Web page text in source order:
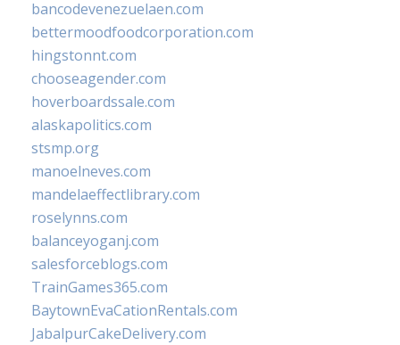
bancodevenezuelaen.com
bettermoodfoodcorporation.com
hingstonnt.com
chooseagender.com
hoverboardssale.com
alaskapolitics.com
stsmp.org
manoelneves.com
mandelaeffectlibrary.com
roselynns.com
balanceyoganj.com
salesforceblogs.com
TrainGames365.com
BaytownEvaCationRentals.com
JabalpurCakeDelivery.com